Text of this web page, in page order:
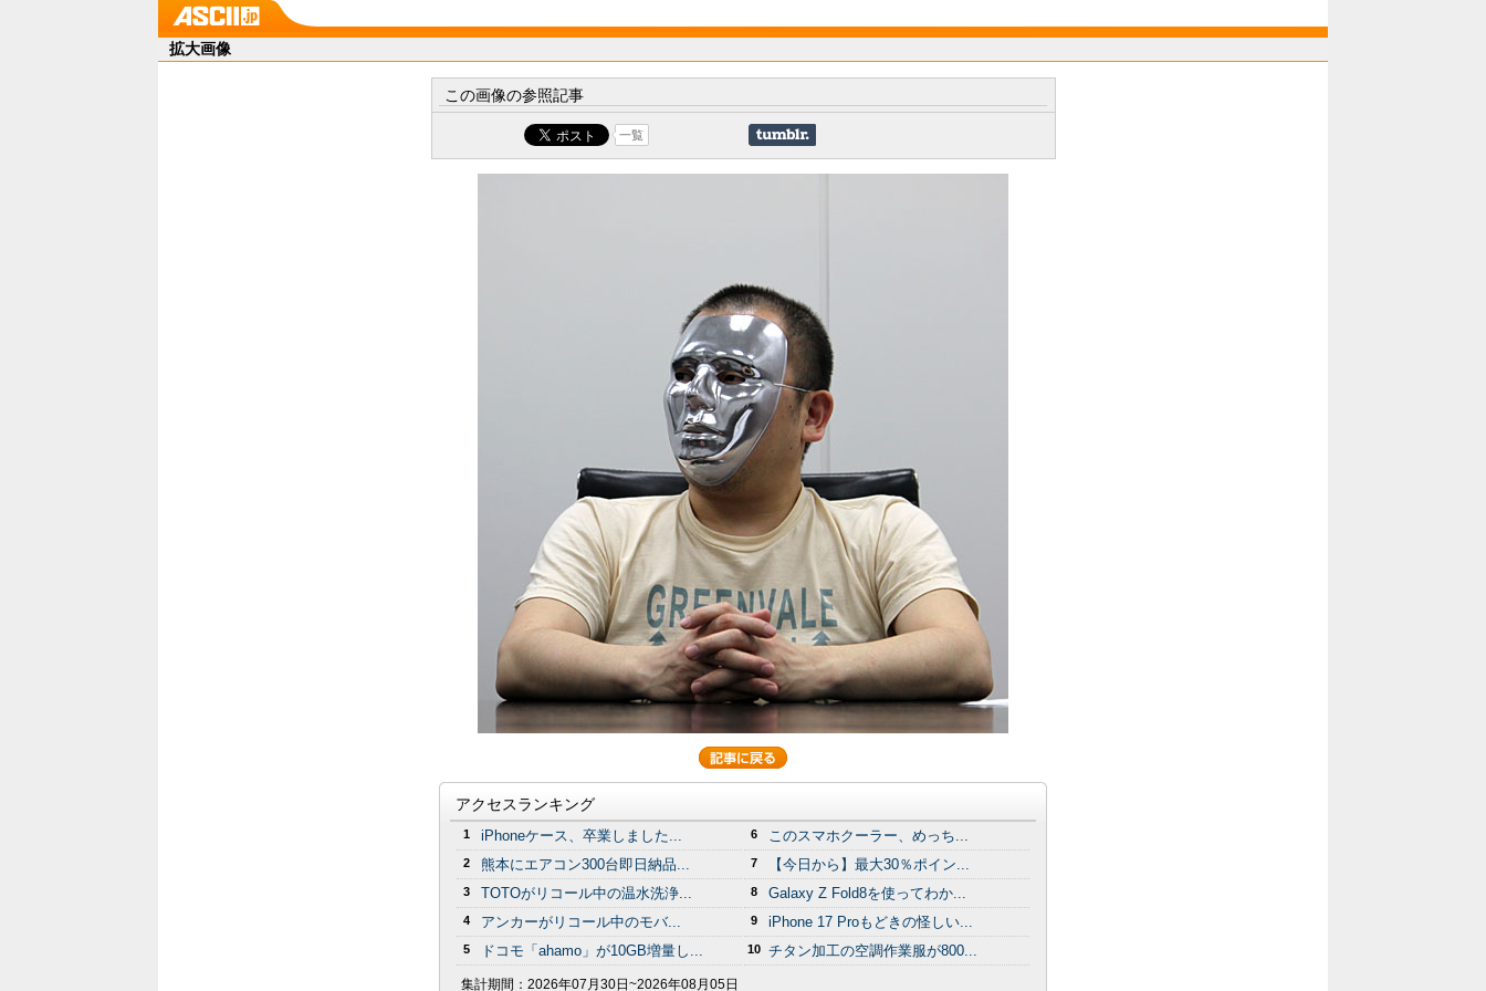
拡大画像
この画像の参照記事
一覧
アクセスランキング
1 iPhoneケース、卒業しました...
2 熊本にエアコン300台即日納品...
3 TOTOがリコール中の温水洗浄...
4 アンカーがリコール中のモバ...
5 ドコモ「ahamo」が10GB増量し...
6 このスマホクーラー、めっち...
7 【今日から】最大30％ポイン...
8 Galaxy Z Fold8を使ってわか...
9 iPhone 17 Proもどきの怪しい...
10 チタン加工の空調作業服が800...
集計期間： 2026年07月30日~2026年08月05日